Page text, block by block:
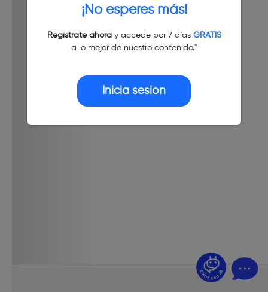
¡No esperes más!
Regístrate ahoray accede por 7 días GRATIS
a lo mejor de nuestro contenido."
Inicia sesión